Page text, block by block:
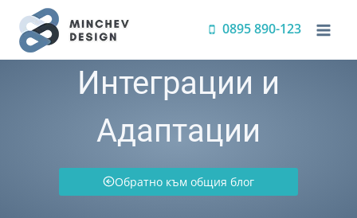
Преминете
към
съдържанието
0895 890-123
Интеграции и
Адаптации
Обратно към общия блог